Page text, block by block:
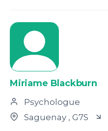
Miriame Blackburn
Psychologue
Saguenay , G7S